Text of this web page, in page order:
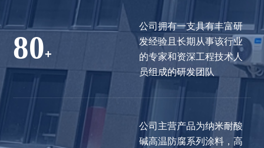
80+
公司拥有一支具有丰富研
发经验且长期从事该行业
的专家和资深工程技术人
员组成的研发团队
公司主营产品为纳米耐酸
碱高温防腐系列涂料，高